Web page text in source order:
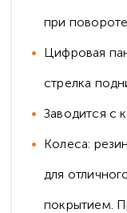
при
Цифровая
стрелка
Заводится с
Колеса:
для
покрытием.